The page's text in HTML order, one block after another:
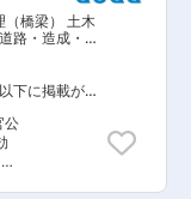
員
■
（橋梁） 土木
路・造成・ダ
ど）
下に掲載がな
公